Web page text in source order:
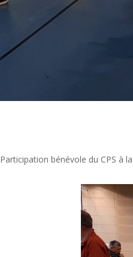
Participation bénévole du CPS à